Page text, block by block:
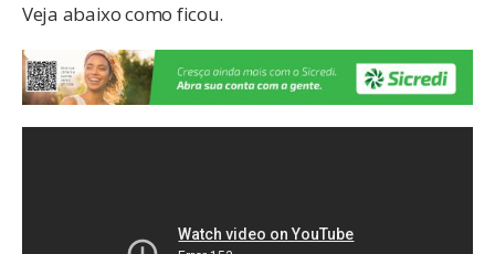
Veja abaixo como ficou.